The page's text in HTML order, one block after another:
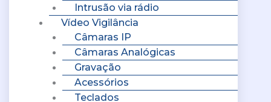
Intrusão via rádio
Vídeo Vigilância
Câmaras IP
Câmaras Analógicas
Gravação
Acessórios
Teclados